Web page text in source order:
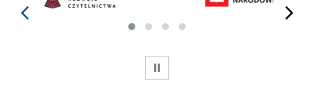
prev next
WSTRZYMAJ